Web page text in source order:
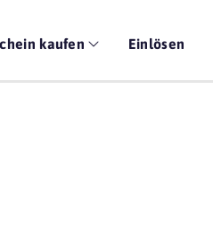
kaufen Einlösen